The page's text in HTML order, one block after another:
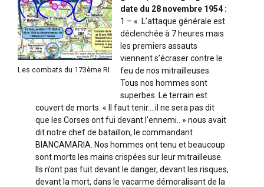
Les combats du 173ème RI
date du 28 novembre 1954 :
1 – « L’attaque générale est
déclenchée à 7 heures mais
les premiers assauts
viennent s’écraser contre le
feu de nos mitrailleuses.
Tous nos hommes sont
superbes. Le terrain est
couvert de morts. « Il faut tenir….il ne sera pas dit
que les Corses ont fui devant l’ennemi.. » nous avait
dit notre chef de bataillon, le commandant
BIANCAMARIA. Nos hommes ont tenu et beaucoup
sont morts les mains crispées sur leur mitrailleuse.
Ils n’ont pas fuit devant le danger, devant les risques,
devant la mort, dans le vacarme démoralisant de la